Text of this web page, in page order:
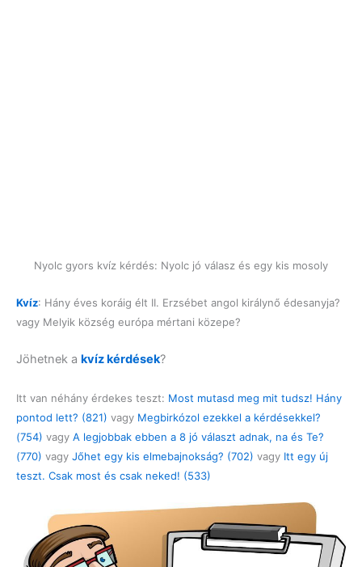
Nyolc gyors kvíz kérdés: Nyolc jó válasz és egy kis mosoly
Kvíz: Hány éves koráig élt II. Erzsébet angol királynő édesanyja?
vagy Melyik község európa mértani közepe?
Jöhetnek a kvíz kérdések?
Itt van néhány érdekes teszt: Most mutasd meg mit tudsz! Hány
pontod lett? (821) vagy Megbirkózol ezekkel a kérdésekkel?
(754) vagy A legjobbak ebben a 8 jó választ adnak, na és Te?
(770) vagy Jőhet egy kis elmebajnokság? (702) vagy Itt egy új
teszt. Csak most és csak neked! (533)